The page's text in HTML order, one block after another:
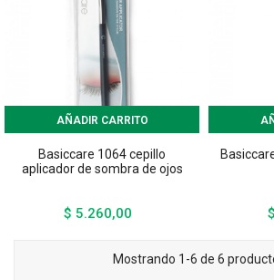
AÑADIR CARRITO
Basiccare 1064 cepillo
aplicador de sombra de ojos
$ 5.260,00
Mostrando 1-6 de 6